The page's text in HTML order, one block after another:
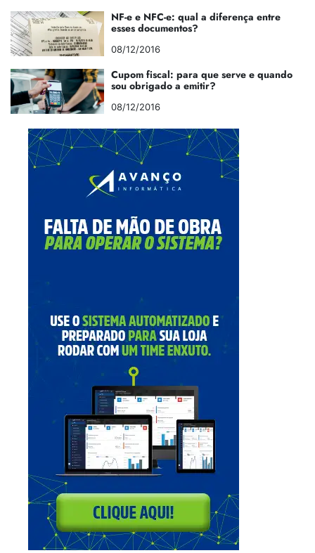
NF-e e NFC-e: qual a diferença entre
esses documentos?
08/12/2016
Cupom fiscal: para que serve e quando
sou obrigado a emitir?
08/12/2016